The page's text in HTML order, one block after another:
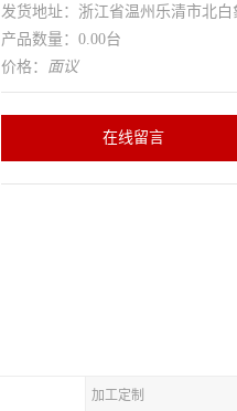
发货地址：浙江省温州乐清市北
产品数量：0.00台
价格： 面议
在线留言
加工定制